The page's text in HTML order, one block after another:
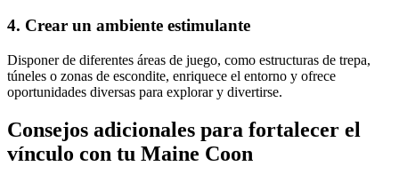
4. Crear un ambiente estimulante
Disponer de diferentes áreas de juego, como estructuras de trepa,
túneles o zonas de escondite, enriquece el entorno y ofrece
oportunidades diversas para explorar y divertirse.
Consejos adicionales para fortalecer el
vínculo con tu Maine Coon